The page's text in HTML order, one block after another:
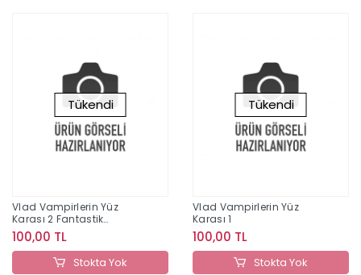
Tükendi
Vlad Vampirlerin Yüz
Karası 2 Fantastik
Arkadaşlar
100,00 TL
Stokta Yok
Tükendi
Vlad Vampirlerin Yüz
Karası 1
100,00 TL
Stokta Yok